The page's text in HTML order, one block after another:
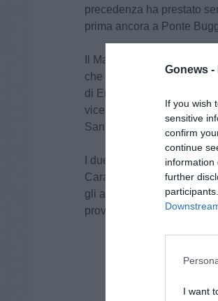
Gonews -
If you wish
sensitive
confirm
continue
information
further
I want
precedenza ha prestato
prima ancora a Ponte
Il Maresciallo Capo
che è stato trasferito al
di Empoli (FI) e proviene
vice Comandante; prima
Santa Croce sull’Arno e a
I due Sottufficiali sono
Carabinieri di Pisa,
gli auspici di un proficuo
provincia pisana.